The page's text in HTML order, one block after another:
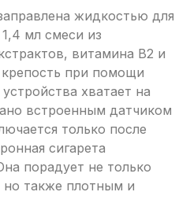
жидкостью для
мл смеси из
витамина В2 и
при помощи
хватает на
встроенным датчиком
только после
сигарета
порадует не только
также плотным и